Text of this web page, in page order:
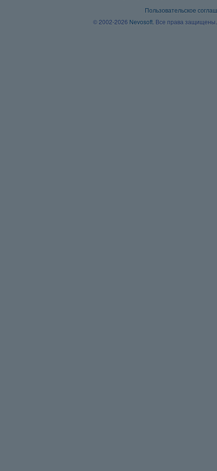
Пользовательское
© 2002-2026 Nevosoft . Все права защищены